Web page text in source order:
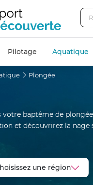
Pilotage Aquatique
Plongée
votre baptême de
et découvrirez la nage